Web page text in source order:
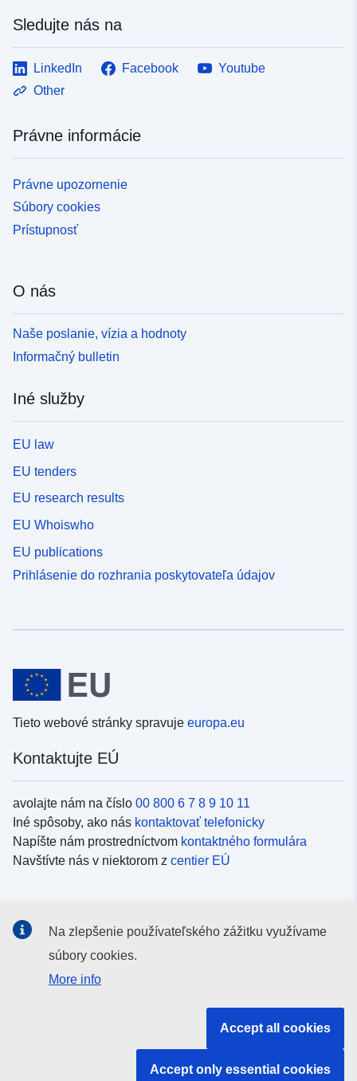
Sledujte nás na
LinkedIn Facebook
Youtube
Other
Právne informácie
Právne upozornenie
Súbory cookies
Prístupnosť
O nás
Naše poslanie, vízia a hodnoty
Informačný bulletin
Iné služby
EU law
EU tenders
EU research results
EU Whoiswho
EU publications
Prihlásenie do rozhrania poskytovateľa údajov
Tieto webové stránky spravuje europa.eu
Kontaktujte EÚ
avolajte nám na číslo 00 800 6 7 8 9 10 11
Iné spôsoby, ako nás kontaktovať telefonicky
Napíšte nám prostredníctvom kontaktného formulára
Navštívte nás v niektorom z centier EÚ
Kanály EÚ nasociálnych médiách
Na zlepšenie používateľského zážitku využívame
súbory cookies.
More info
Accept all cookies
Accept only essential cookies